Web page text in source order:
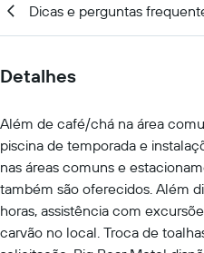
Dicas e perguntas
Detalhes
Além de café/chá na área
piscina de temporada e
nas áreas comuns e
também são oferecidos. Além
horas, assistência com
carvão no local. Troca de